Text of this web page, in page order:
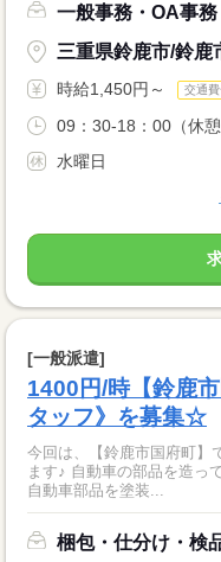
一般事務・OA事務
三重県鈴鹿市/鈴鹿
時給1,450円～ 交通
09：30-18：00（休
水曜日
[一般派遣]
1400円/時【鈴鹿
タッフ》を募集☆
今回は、【鈴鹿市国府町】
ます♪ 自動車の部品を造っている工場でのお仕事になります。 主に
自動車部品を塗装...
梱包・仕分け・検